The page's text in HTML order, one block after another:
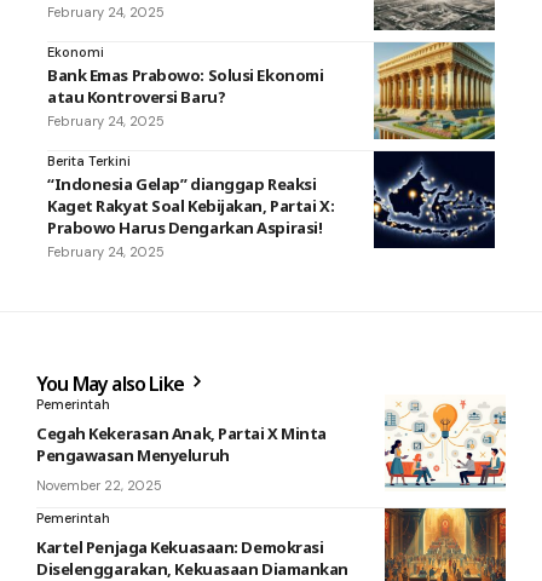
February 24, 2025
Ekonomi
Bank Emas Prabowo: Solusi Ekonomi
atau Kontroversi Baru?
February 24, 2025
Berita Terkini
“Indonesia Gelap” dianggap Reaksi
Kaget Rakyat Soal Kebijakan, Partai X:
Prabowo Harus Dengarkan Aspirasi!
February 24, 2025
You May also Like
Pemerintah
Cegah Kekerasan Anak, Partai X Minta
Pengawasan Menyeluruh
November 22, 2025
Pemerintah
Kartel Penjaga Kekuasaan: Demokrasi
Diselenggarakan, Kekuasaan Diamankan